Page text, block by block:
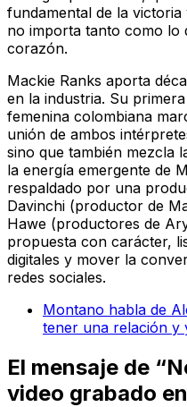
fundamental de la
no importa tanto como lo
corazón.
Mackie Ranks aporta
en la industria. Su
femenina colombiana
unión de ambos
sino que también mezcla
la energía emergente de
respaldado por una
Davinchi (productor de
Hawe (productores de
propuesta con carácter,
digitales y mover la
redes sociales.
Montano habla de
tener una relación y
El mensaje de
video grabado